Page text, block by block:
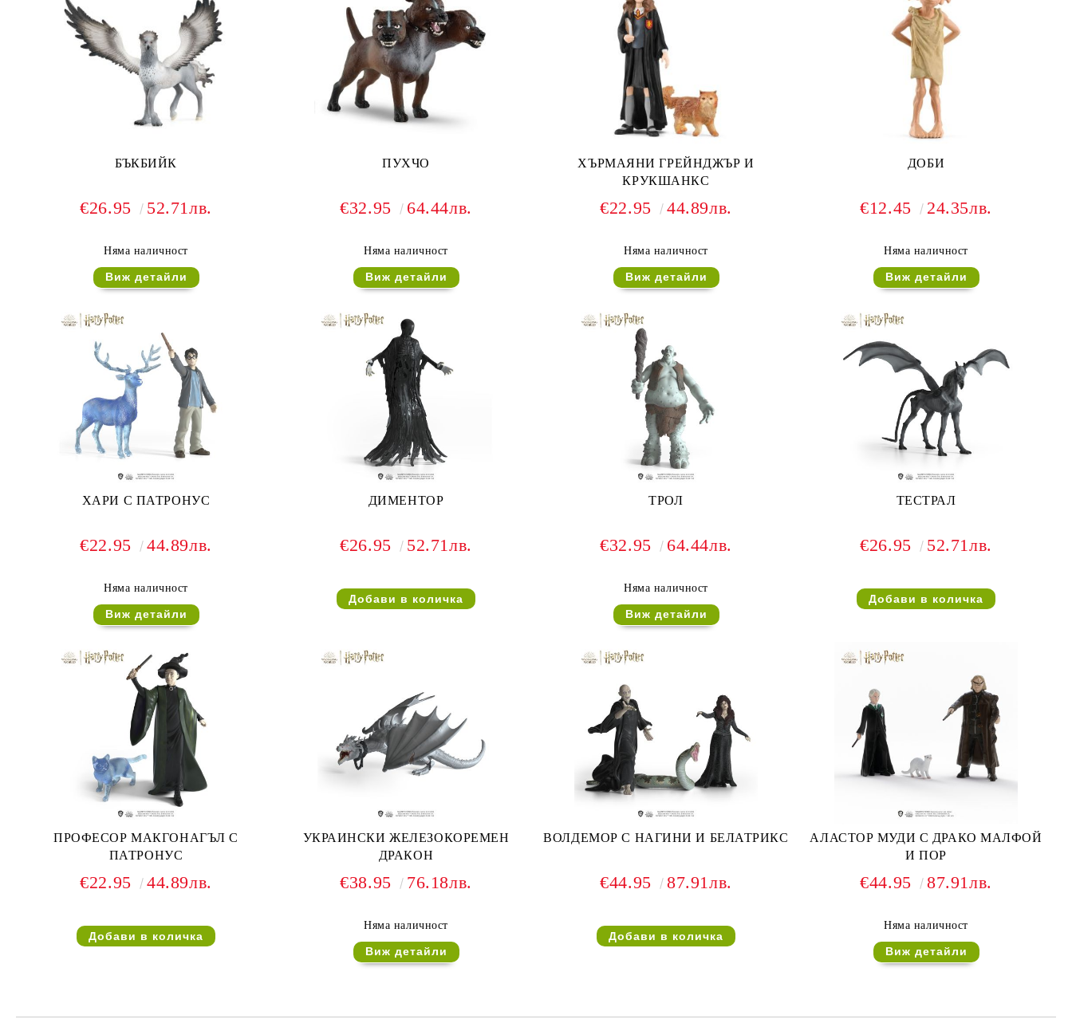
БЪКБИЙК
€26.95 52.71лв.
Няма наличност
Виж детайли
ПУХЧО
€32.95 64.44лв.
Няма наличност
Виж детайли
ХЪРМАЯНИ ГРЕЙНДЖЪР И
КРУКШАНКС
€22.95 44.89лв.
Няма наличност
Виж детайли
ДОБИ
€12.45 24.35лв.
Няма наличност
Виж детайли
ХАРИ С ПАТРОНУС
€22.95 44.89лв.
Няма наличност
Виж детайли
ДИМЕНТОР
€26.95 52.71лв.
ТРОЛ
€32.95 64.44лв.
Няма наличност
Виж детайли
ТЕСТРАЛ
€26.95 52.71лв.
ПРОФЕСОР МАКГОНАГЪЛ С
ПАТРОНУС
€22.95 44.89лв.
УКРАИНСКИ ЖЕЛЕЗОКОРЕМЕН
ДРАКОН
€38.95 76.18лв.
Няма наличност
Виж детайли
ВОЛДЕМОР С НАГИНИ И БЕЛАТРИКС
€44.95 87.91лв.
АЛАСТОР МУДИ С ДРАКО МАЛФОЙ
И ПОР
€44.95 87.91лв.
Няма наличност
Виж детайли